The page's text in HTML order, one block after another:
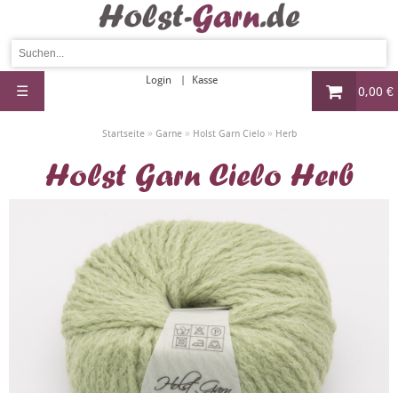
0,00 €
Login Kasse
☰
Startseite» Garne» Holst Garn Cielo» Herb
Holst Garn Cielo Herb